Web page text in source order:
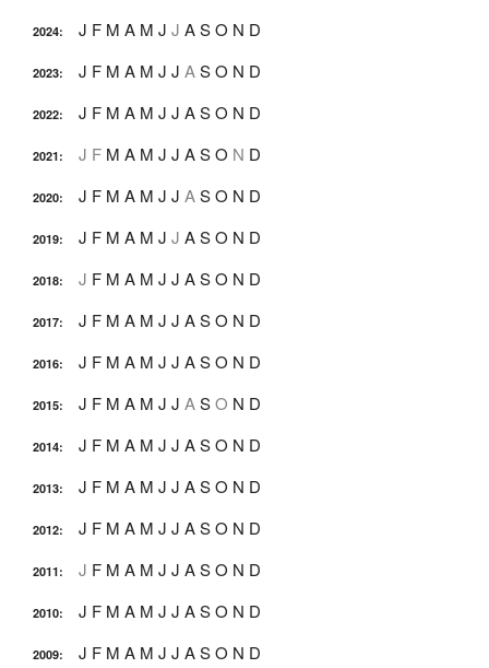
2024: J F M A M J J ASO N D
2023: J F M A M J J ASO N D
2022: J F M A M J J ASO N D
2021: J F M A M J J ASO N D
2020: J F M A M J J ASO N D
2019: J F M A M J J ASO N D
2018: J F M A M J J ASO N D
2017: J F M A M J J ASO N D
2016: J F M A M J J ASO N D
2015: J F M A M J J ASO N D
2014: J F M A M J J ASO N D
2013: J F M A M J J ASO N D
2012: J F M A M J J ASO N D
2011: J F M A M J J ASO N D
2010: J F M A M J J ASO N D
2009: J F M A M J J ASO N D